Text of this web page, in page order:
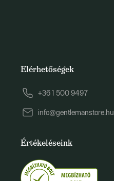
Elérhetőségek
+36 1 500 9497
info@gentlemanstore.hu
Értékeléseink